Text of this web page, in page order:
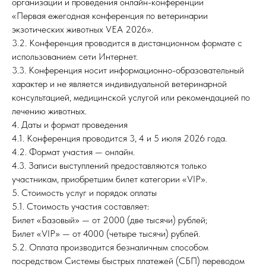
«Первая ежегодная конференция по ветеринарии
экзотических животных VEA 2026».
3.2. Конференция проводится в дистанционном формате с
использованием сети Интернет.
3.3. Конференция носит информационно-образовательный
характер и не является индивидуальной ветеринарной
консультацией, медицинской услугой или рекомендацией по
лечению животных.
4. Даты и формат проведения
4.1. Конференция проводится 3, 4 и 5 июля 2026 года.
4.2. Формат участия — онлайн.
4.3. Записи выступлений предоставляются только
участникам, приобретшим билет категории «VIP».
5. Стоимость услуг и порядок оплаты
5.1. Стоимость участия составляет:
Билет «Базовый» — от 2000 (две тысячи) рублей;
Билет «VIP» — от 4000 (четыре тысячи) рублей.
5.2. Оплата производится безналичным способом
посредством Системы быстрых платежей (СБП) переводом